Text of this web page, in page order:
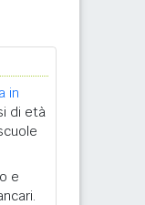
in
di età
e